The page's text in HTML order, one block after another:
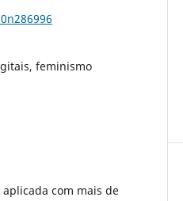
feminismo
com mais de